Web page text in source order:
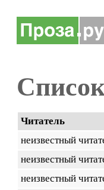
Читатель
неизвестный
неизвестный
неизвестный